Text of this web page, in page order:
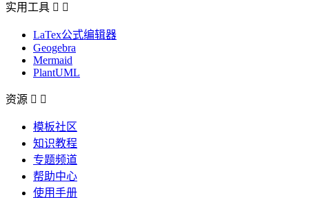
实用工具  
LaTex公式编辑器
Geogebra
Mermaid
PlantUML
资源  
模板社区
知识教程
专题频道
帮助中心
使用手册